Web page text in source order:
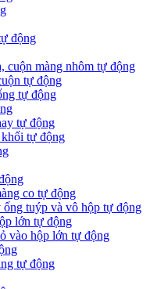
động
cuộn màng nhôm tự động
tự động
tự động
tự động
tự động
co tự động
tuýp và vô hộp tự động
lớn tự động
vào hộp lớn tự động
tự động